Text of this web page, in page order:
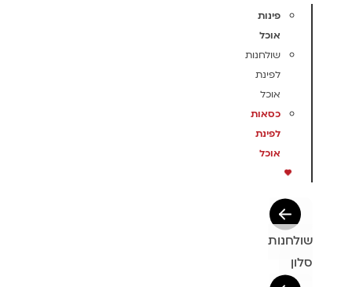
פינות
אוכל
שולחנות
לפינת
אוכל
כסאות
לפינת
אוכל
שולחנות
סלון